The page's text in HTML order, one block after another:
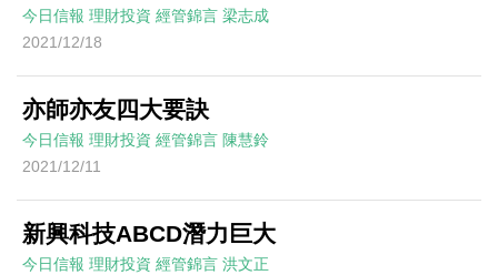
今日信報 理財投資 經管錦言 梁志成
2021/12/18
亦師亦友四大要訣
今日信報 理財投資 經管錦言 陳慧鈴
2021/12/11
新興科技ABCD潛力巨大
今日信報 理財投資 經管錦言 洪文正